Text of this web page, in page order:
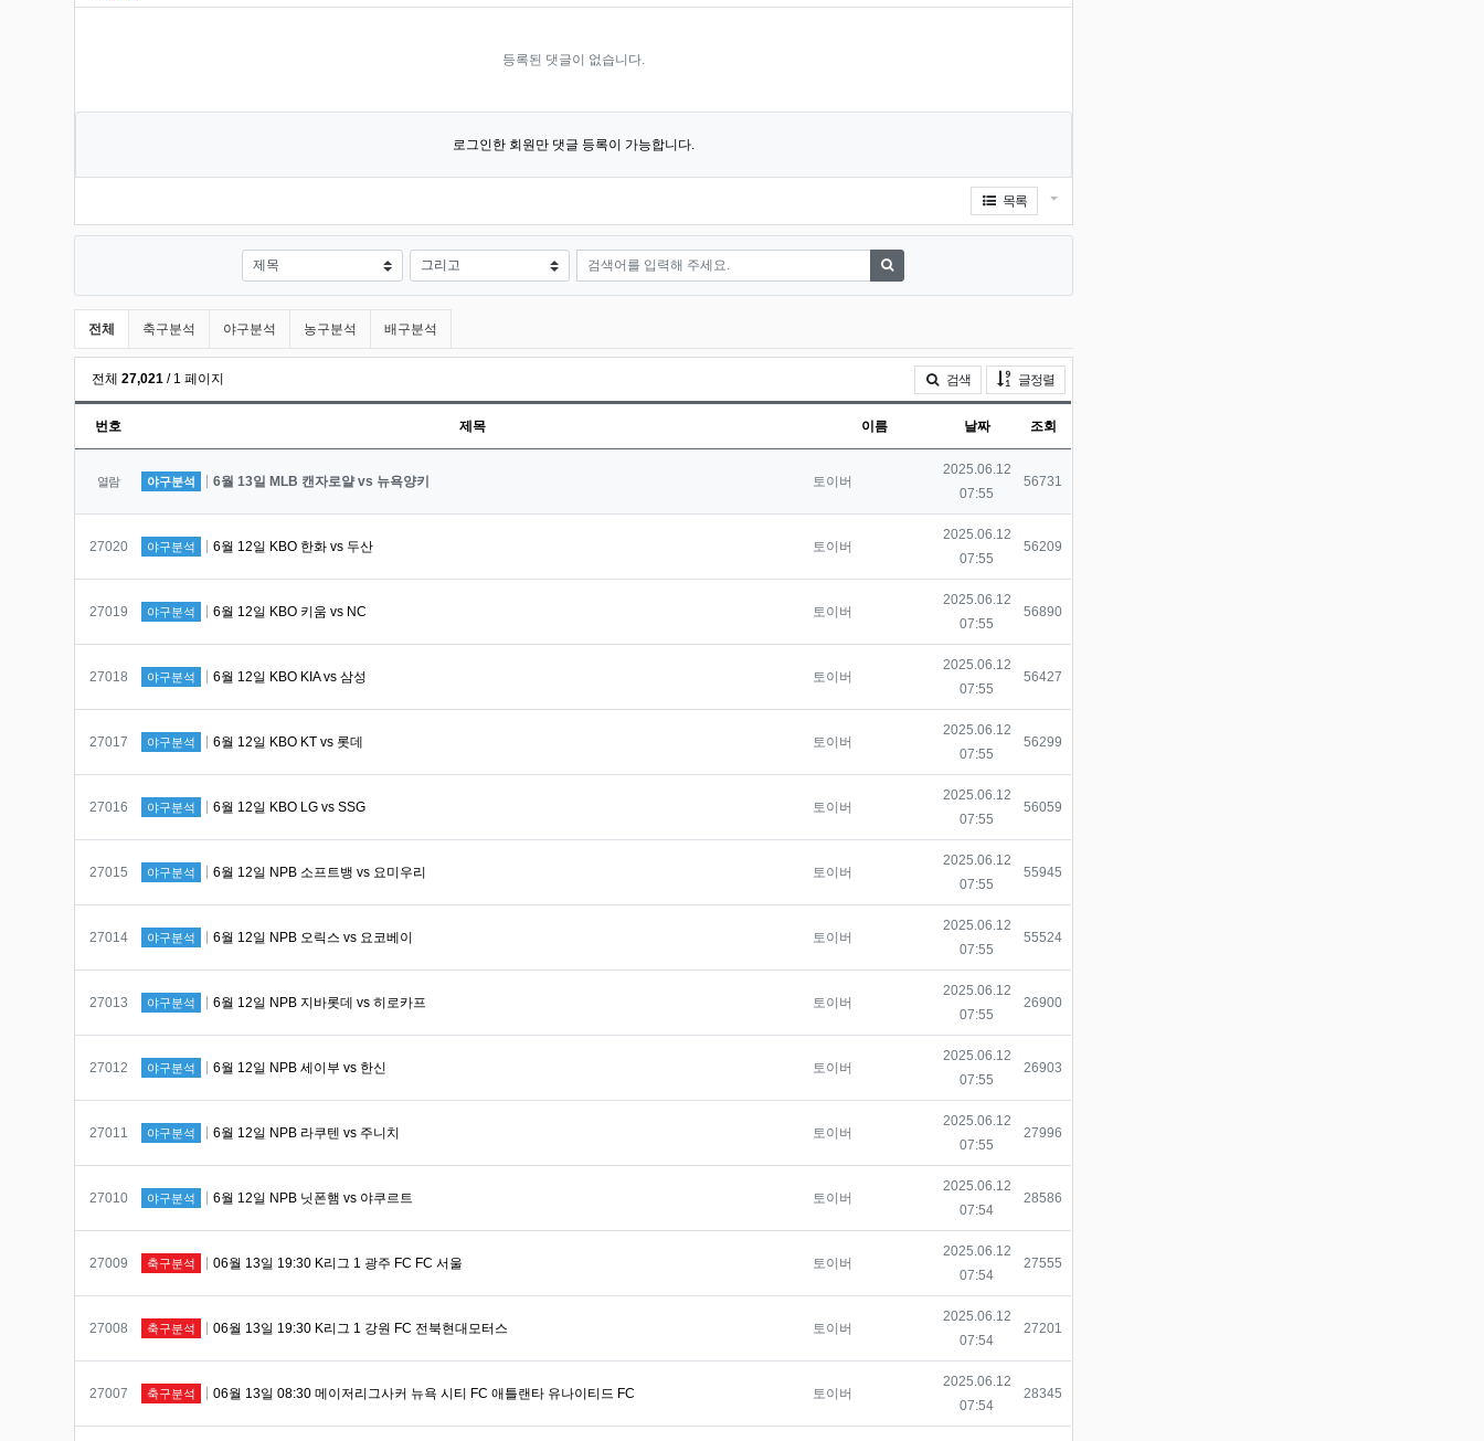
등록된 댓글이 없습니다.
로그인한 회원만 댓글 등록이 가능합니다.
목록 게시물 옵션
검색대상
검색어
검색하기
프리미엄분석 분류 목록
전체 축구분석 야구분석 농구분석 배구분석
전체 27,021 / 1 페이지 검색 글정렬게시물 정렬
번호 제목 이름 날짜 조회
열람 야구분석 6월 13일 MLB 캔자로얄 vs 뉴욕양키 등록자
토이버
등록일
2025.06.12
07:55
조회
56731
번호
27020 야구분석 6월 12일 KBO 한화 vs 두산 등록자
토이버
등록일
2025.06.12
07:55
조회
56209
번호
27019 야구분석 6월 12일 KBO 키움 vs NC 등록자
토이버
등록일
2025.06.12
07:55
조회
56890
번호
27018 야구분석 6월 12일 KBO KIA vs 삼성 등록자
토이버
등록일
2025.06.12
07:55
조회
56427
번호
27017 야구분석 6월 12일 KBO KT vs 롯데 등록자
토이버
등록일
2025.06.12
07:55
조회
56299
번호
27016 야구분석 6월 12일 KBO LG vs SSG 등록자
토이버
등록일
2025.06.12
07:55
조회
56059
번호
27015 야구분석 6월 12일 NPB 소프트뱅 vs 요미우리 등록자
토이버
등록일
2025.06.12
07:55
조회
55945
번호
27014 야구분석 6월 12일 NPB 오릭스 vs 요코베이 등록자
토이버
등록일
2025.06.12
07:55
조회
55524
번호
27013 야구분석 6월 12일 NPB 지바롯데 vs 히로카프 등록자
토이버
등록일
2025.06.12
07:55
조회
26900
번호
27012 야구분석 6월 12일 NPB 세이부 vs 한신 등록자
토이버
등록일
2025.06.12
07:55
조회
26903
번호
27011 야구분석 6월 12일 NPB 라쿠텐 vs 주니치 등록자
토이버
등록일
2025.06.12
07:55
조회
27996
번호
27010 야구분석 6월 12일 NPB 닛폰햄 vs 야쿠르트 등록자
토이버
등록일
2025.06.12
07:54
조회
28586
번호
27009 축구분석 06월 13일 19:30 K리그 1 광주 FC FC 서울 등록자
토이버
등록일
2025.06.12
07:54
조회
27555
번호
27008 축구분석 06월 13일 19:30 K리그 1 강원 FC 전북현대모터스 등록자
토이버
등록일
2025.06.12
07:54
조회
27201
번호
27007 축구분석 06월 13일 08:30 메이저리그사커 뉴욕 시티 FC 애틀랜타 유나이티드 FC 등록자
토이버
등록일
2025.06.12
07:54
조회
28345